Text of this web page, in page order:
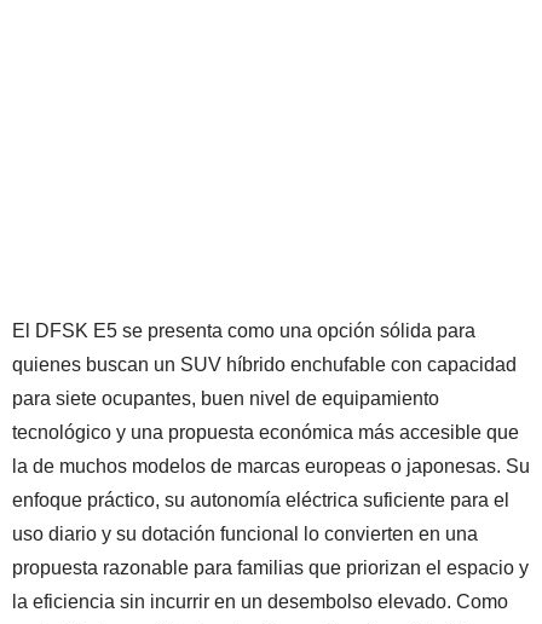
El DFSK E5 se presenta como una opción sólida para
quienes buscan un SUV híbrido enchufable con capacidad
para siete ocupantes, buen nivel de equipamiento
tecnológico y una propuesta económica más accesible que
la de muchos modelos de marcas europeas o japonesas. Su
enfoque práctico, su autonomía eléctrica suficiente para el
uso diario y su dotación funcional lo convierten en una
propuesta razonable para familias que priorizan el espacio y
la eficiencia sin incurrir en un desembolso elevado. Como